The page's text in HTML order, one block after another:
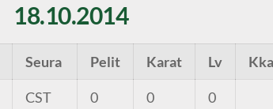
18.10.2014
Seura Pelit Karat Lv Kka
CST 0 0 0